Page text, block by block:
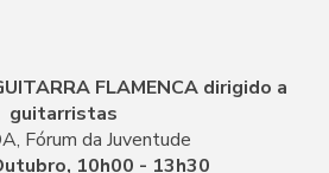
FLAMENCA dirigido a
guitarristas
Fórum da Juventude
10h00 - 13h30